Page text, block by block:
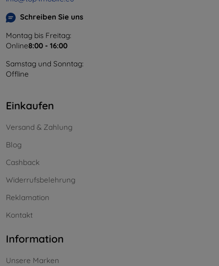
Schreiben Sie uns
Montag bis Freitag:
Online8:00 - 16:00
Samstag und Sonntag:
Offline
Einkaufen
Versand & Zahlung
Blog
Cashback
Widerrufsbelehrung
Reklamation
Kontakt
Information
Unsere Marken